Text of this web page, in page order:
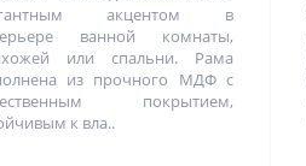
акцентом в
ванной комнаты,
или спальни. Рама
из прочного МДФ с
покрытием,
к вла..